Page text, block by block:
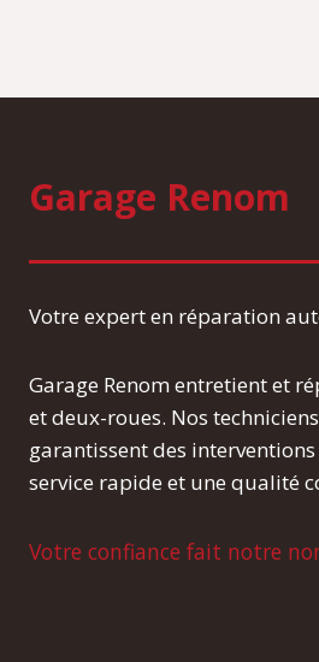
Garage Renom
Votre expert en réparation
Garage Renom entretient et
et deux-roues. Nos
garantissent des
service rapide et une qualité
Votre confiance fait notre